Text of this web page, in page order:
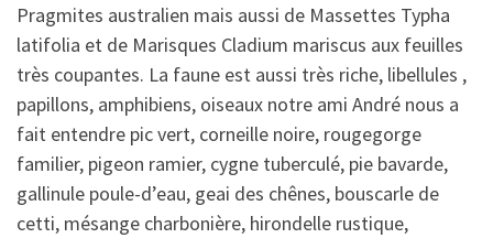
Pragmites australien mais aussi de Massettes Typha
latifolia et de Marisques Cladium mariscus aux feuilles
très coupantes. La faune est aussi très riche, libellules ,
papillons, amphibiens, oiseaux notre ami André nous a
fait entendre pic vert, corneille noire, rougegorge
familier, pigeon ramier, cygne tuberculé, pie bavarde,
gallinule poule-d’eau, geai des chênes, bouscarle de
cetti, mésange charbonière, hirondelle rustique,